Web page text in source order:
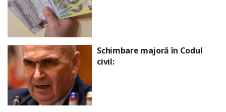
Schimbare majoră în Codul
civil: